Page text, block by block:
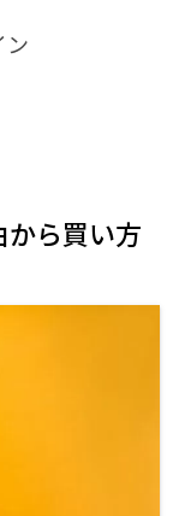
ン
から買い方